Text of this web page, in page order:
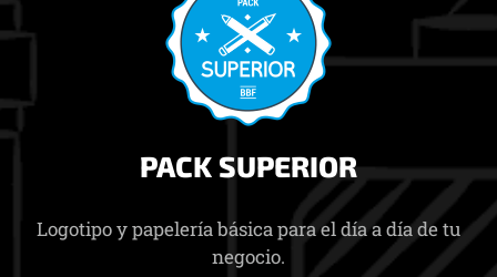
PACK SUPERIOR
Logotipo y papelería básica para el día a día de tu
negocio.